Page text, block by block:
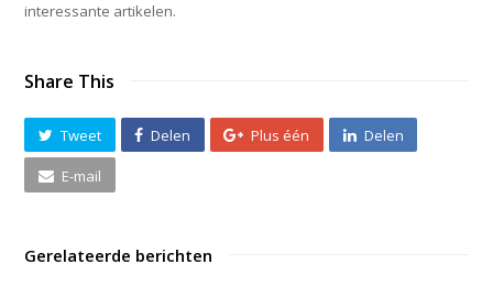
interessante artikelen.
Share This
Tweet Delen Plus één Delen
E-mail
Gerelateerde berichten